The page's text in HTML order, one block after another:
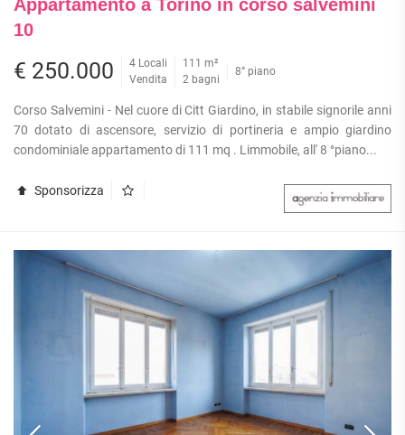
Appartamento a Torino in corso salvemini
10
€ 250.000
4 Locali
Vendita
111 m²
2 bagni
8° piano
Corso Salvemini - Nel cuore di Citt Giardino, in stabile signorile anni
70 dotato di ascensore, servizio di portineria e ampio giardino
condominiale appartamento di 111 mq . Limmobile, all' 8 °piano...
Sponsorizza